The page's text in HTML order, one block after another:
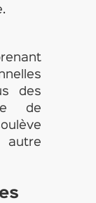
des
de